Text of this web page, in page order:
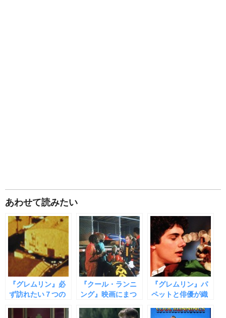
あわせて読みたい
『グレムリン』必
ず訪れたい７つの
『クール・ランニ
ング』映画にまつ
『グレムリン』パ
ペットと俳優が織
話